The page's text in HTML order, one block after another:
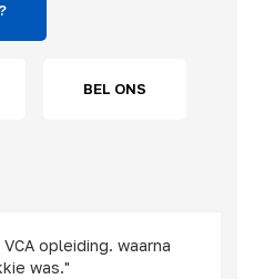
BEL ONS
opleiding. waarna
was."